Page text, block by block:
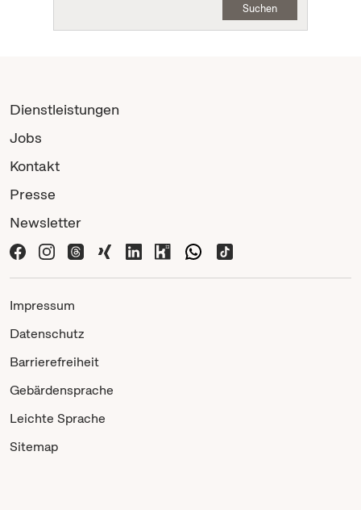
Suchen
Dienstleistungen
Jobs
Kontakt
Presse
Newsletter
Impressum
Datenschutz
Barrierefreiheit
Gebärdensprache
Leichte Sprache
Sitemap